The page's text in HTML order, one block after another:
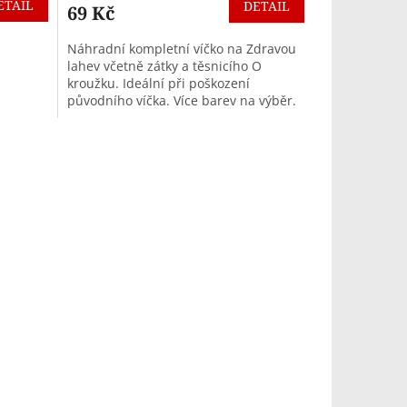
69 Kč DETAIL
Náhradní kompletní víčko na Zdravou
lahev včetně zátky a těsnicího O
kroužku. Ideální při poškození
původního víčka. Více barev na výběr.